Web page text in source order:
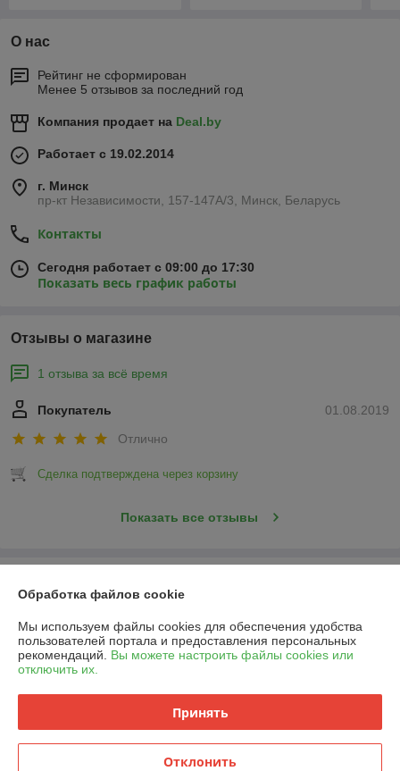
О нас
Рейтинг не сформирован
Менее 5 отзывов за последний год
Компания продает на Deal.by
Работает с 19.02.2014
г. Минск
пр-кт Независимости, 157-147А/3, Минск, Беларусь
Контакты
Сегодня работает с 09:00 до 17:30
Показать весь график работы
Отзывы о магазине
1 отзыва за всё время
01.08.2019
Покупатель
Отлично
Сделка подтверждена через корзину
Показать все отзывы
Контакты
Доставка и оплата
Полная версия сайта
Обработка файлов cookie
Мы используем файлы cookies для обеспечения удобства
пользователей портала и предоставления персональных
рекомендаций. Вы можете настроить файлы cookies или
отключить их.
Принять
Отклонить